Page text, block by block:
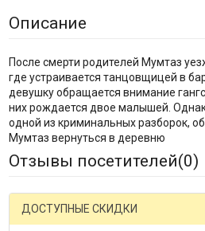
Описание
После смерти родителей Мумтаз
где устраивается танцовщицей в
девушку обращается внимание
них рождается двое малышей.
одной из криминальных разборок,
Мумтаз вернуться в деревню
Отзывы посетителей(0)
ДОСТУПНЫЕ СКИДКИ